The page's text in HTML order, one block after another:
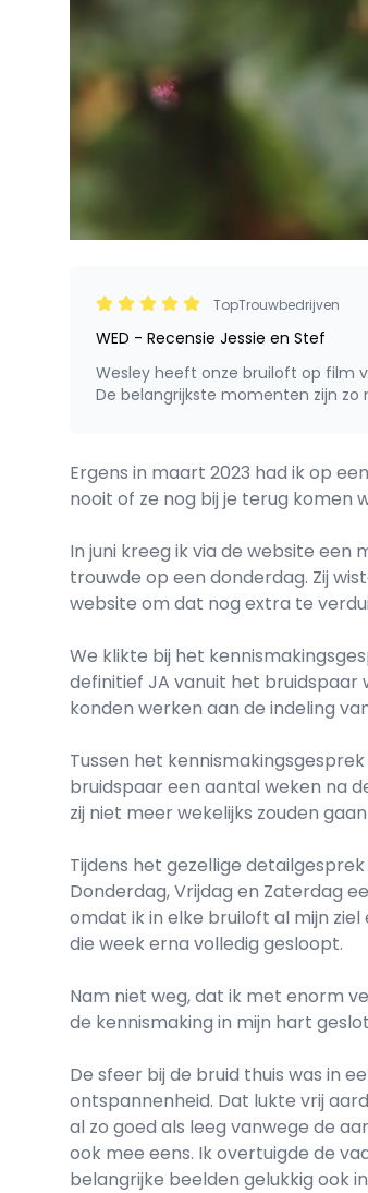
TopTrouwbedrijven
WED - Recensie Jessie en Stef
Wesley heeft onze bruiloft op film
De belangrijkste momenten zijn zo
Ergens in maart 2023 had ik op
nooit of ze nog bij je terug komen
In juni kreeg ik via de website
trouwde op een donderdag. Zij
website om dat nog extra te
We klikte bij het
definitief JA vanuit het bruidspaar
konden werken aan de indeling
Tussen het
bruidspaar een aantal weken na
zij niet meer wekelijks zouden gaan
Tijdens het gezellige
Donderdag, Vrijdag en Zaterdag
omdat ik in elke bruiloft al mijn
die week erna volledig gesloopt.
Nam niet weg, dat ik met enorm
de kennismaking in mijn hart
De sfeer bij de bruid thuis was in
ontspannenheid. Dat lukte vrij
al zo goed als leeg vanwege de
ook mee eens. Ik overtuigde de
belangrijke beelden gelukkig ook